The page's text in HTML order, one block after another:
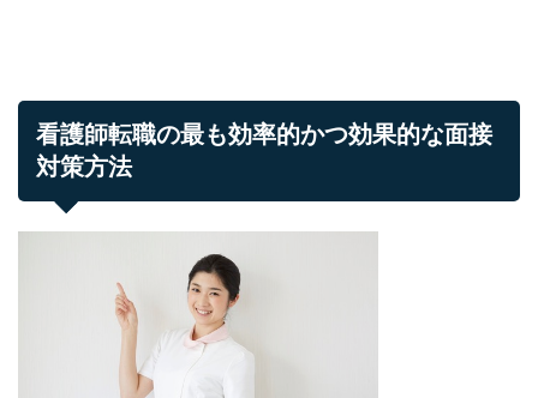
看護師転職の最も効率的かつ効果的な面接
対策方法